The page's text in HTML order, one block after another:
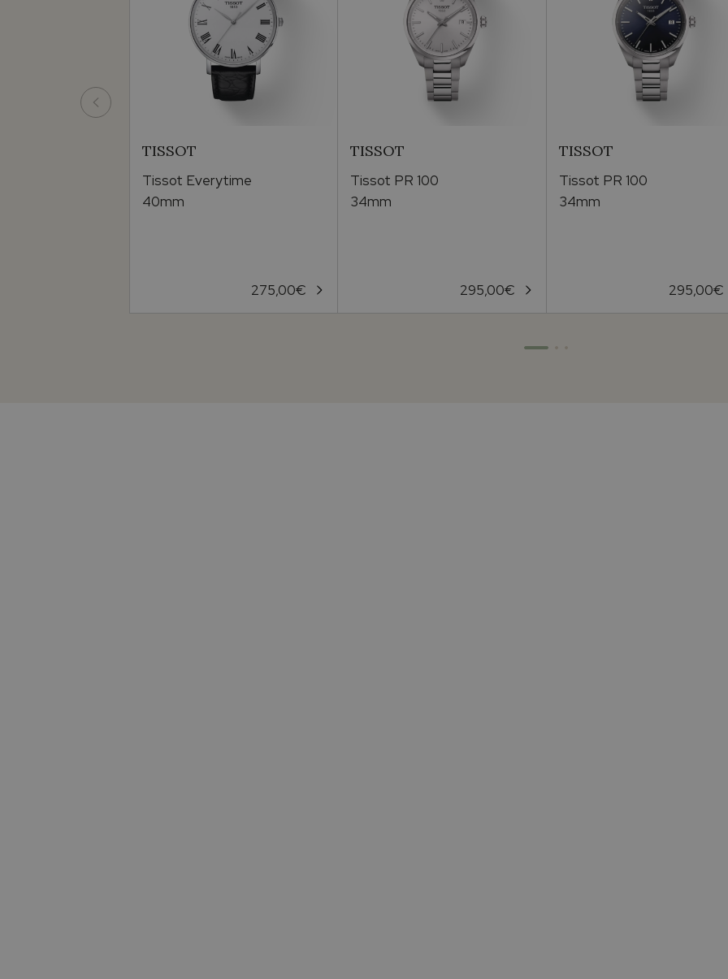
TISSOT
Tissot Everytime
40mm
275,00€
TISSOT
Tissot PR 100
34mm
295,00€
TISSOT
Tissot PR 100
34mm
295,00€